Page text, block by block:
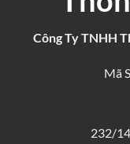
Công Ty TNHH
Mã
232/